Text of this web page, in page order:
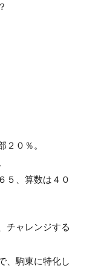
０％。
５、算数は４０
チャレンジする
、駒東に特化し